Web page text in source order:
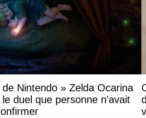
de Nintendo » Zelda Ocarina
duel que personne n'avait